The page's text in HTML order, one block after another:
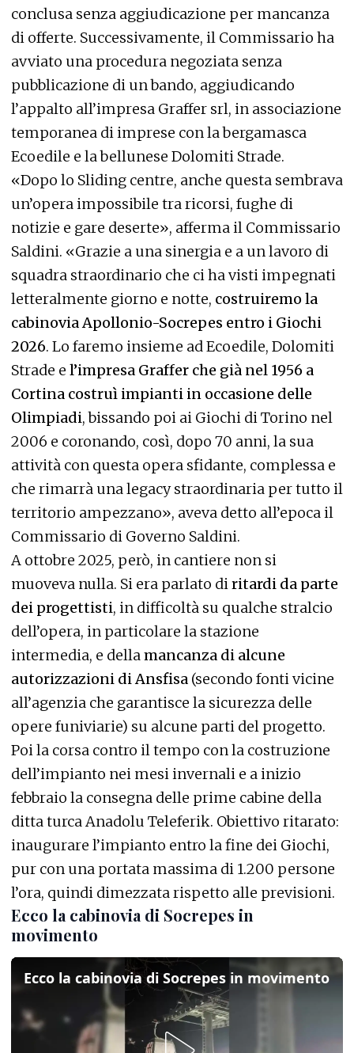
conclusa senza aggiudicazione per mancanza
di offerte. Successivamente, il Commissario ha
avviato una procedura negoziata senza
pubblicazione di un bando, aggiudicando
l’appalto all’impresa Graffer srl, in associazione
temporanea di imprese con la bergamasca
Ecoedile e la bellunese Dolomiti Strade.
«Dopo lo Sliding centre, anche questa sembrava
un’opera impossibile tra ricorsi, fughe di
notizie e gare deserte», afferma il Commissario
Saldini. «Grazie a una sinergia e a un lavoro di
squadra straordinario che ci ha visti impegnati
letteralmente giorno e notte, costruiremo la
cabinovia Apollonio-Socrepes entro i Giochi
2026. Lo faremo insieme ad Ecoedile, Dolomiti
Strade e l’impresa Graffer che già nel 1956 a
Cortina costruì impianti in occasione delle
Olimpiadi, bissando poi ai Giochi di Torino nel
2006 e coronando, così, dopo 70 anni, la sua
attività con questa opera sfidante, complessa e
che rimarrà una legacy straordinaria per tutto il
territorio ampezzano», aveva detto all’epoca il
Commissario di Governo Saldini.
A ottobre 2025, però, in cantiere non si
muoveva nulla. Si era parlato diritardi da parte
dei progettisti, in difficoltà su qualche stralcio
dell’opera, in particolare la stazione
intermedia, e dellamancanza di alcune
autorizzazioni di Ansfisa (secondo fonti vicine
all’agenzia che garantisce la sicurezza delle
opere funiviarie) su alcune parti del progetto.
Poi la corsa contro il tempo con la costruzione
dell’impianto nei mesi invernali e a inizio
febbraio la consegna delle prime cabine della
ditta turca Anadolu Teleferik. Obiettivo ritarato:
inaugurare l’impianto entro la fine dei Giochi,
pur con una portata massima di 1.200 persone
l’ora, quindi dimezzata rispetto alle previsioni.
Ecco la cabinovia di Socrepes in
movimento
Ecco la cabinovia di Socrepes in movimento